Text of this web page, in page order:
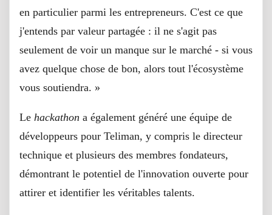
en particulier parmi les entrepreneurs. C'est ce que
j'entends par valeur partagée : il ne s'agit pas
seulement de voir un manque sur le marché - si vous
avez quelque chose de bon, alors tout l'écosystème
vous soutiendra. »
Le hackathon a également généré une équipe de
développeurs pour Teliman, y compris le directeur
technique et plusieurs des membres fondateurs,
démontrant le potentiel de l'innovation ouverte pour
attirer et identifier les véritables talents.